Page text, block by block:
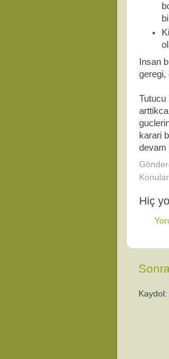
Insan
geregi,
Tutucu
karari
devam
Hiç
Kaydol: